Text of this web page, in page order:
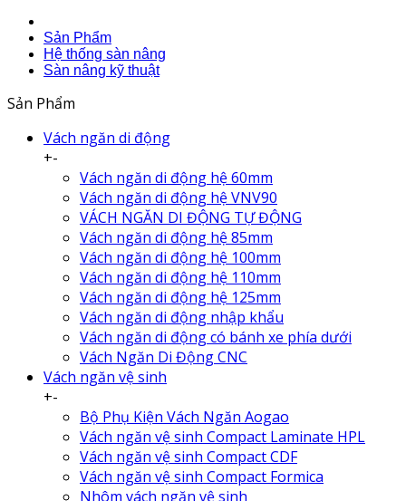
Sản Phẩm
Hệ thống sàn nâng
Sàn nâng kỹ thuật
Sản Phẩm
Vách ngăn di động
+-
Vách ngăn di động hệ 60mm
Vách ngăn di động hệ VNV90
VÁCH NGĂN DI ĐỘNG TỰ ĐỘNG
Vách ngăn di động hệ 85mm
Vách ngăn di động hệ 100mm
Vách ngăn di động hệ 110mm
Vách ngăn di động hệ 125mm
Vách ngăn di động nhập khẩu
Vách ngăn di động có bánh xe phía dưới
Vách Ngăn Di Động CNC
Vách ngăn vệ sinh
+-
Bộ Phụ Kiện Vách Ngăn Aogao
Vách ngăn vệ sinh Compact Laminate HPL
Vách ngăn vệ sinh Compact CDF
Vách ngăn vệ sinh Compact Formica
Nhôm vách ngăn vệ sinh